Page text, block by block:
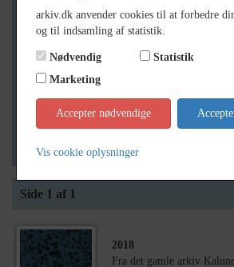
Generelt
Vis kun med billeder
Vis kun med filmklip
Vis kun med lydklip
Vis kun med geo-tag
Side 1 af 1
2018
Fra det gamle arkiv
arkiv.dk anvender cookies til at forbedre
og til indsamling af statistik.
Nødvendig
Statistik
Marketing
Accepter nødvendige
Vis cookie oplysninger